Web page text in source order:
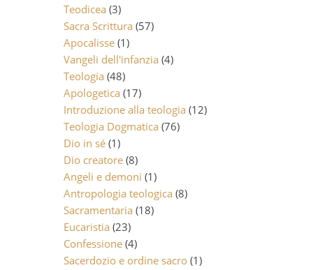
Teodicea (3)
Sacra Scrittura (57)
Apocalisse (1)
Vangeli dell'infanzia (4)
Teologia (48)
Apologetica (17)
Introduzione alla teologia (12)
Teologia Dogmatica (76)
Dio in sé (1)
Dio creatore (8)
Angeli e demoni (1)
Antropologia teologica (8)
Sacramentaria (18)
Eucaristia (23)
Confessione (4)
Sacerdozio e ordine sacro (1)